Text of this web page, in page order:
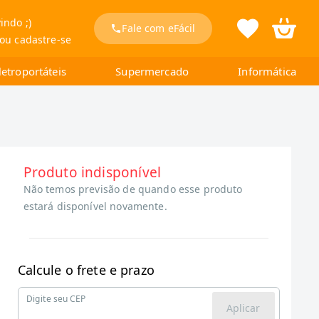
;)
cadastre-se
Fale com eFácil
Supermercado Informática
Produto indisponível
Não temos previsão de quando esse produto
estará disponível novamente.
Calcule o frete e prazo
Digite seu CEP
Aplicar